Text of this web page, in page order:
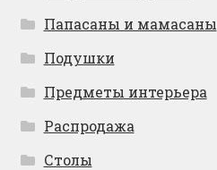
Папасаны и мамасаны
Подушки
Предметы интерьера
Распродажа
Столы